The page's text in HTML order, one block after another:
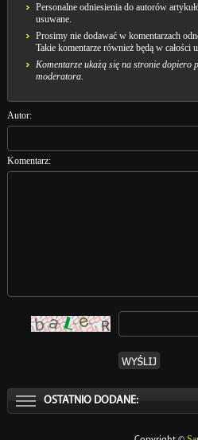
Personalne odniesienia do autorów
usuwane.
Prosimy nie dodawać w komentarzach
Takie komentarze również będą w całości
Komentarze ukażą się na stronie dopiero
moderatora.
Autor:
Komentarz:
OSTATNIO DODANE: